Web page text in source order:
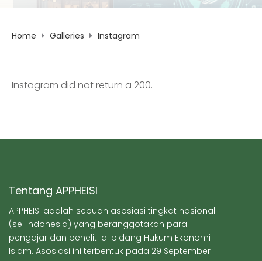
Home Galleries Instagram
Instagram did not return a 200.
Tentang APPHEISI
APPHEISI adalah sebuah asosiasi tingkat nasional
(se-Indonesia) yang beranggotakan para
pengajar dan peneliti di bidang Hukum Ekonomi
Islam. Asosiasi ini terbentuk pada 29 September